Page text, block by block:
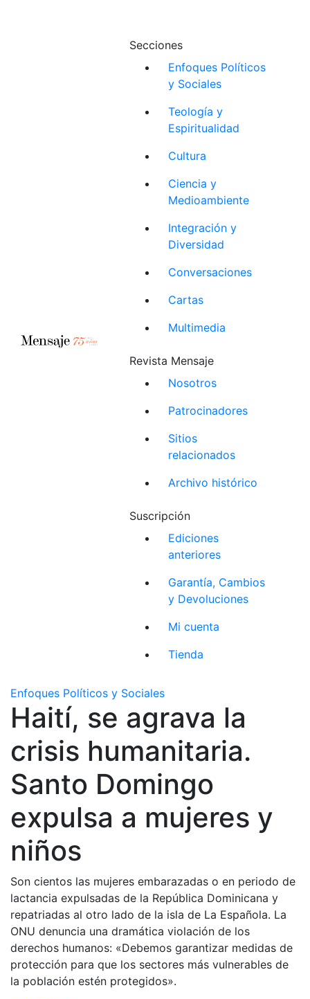
Secciones
Enfoques Políticos
y Sociales
Teología y
Espiritualidad
Cultura
Ciencia y
Medioambiente
Integración y
Diversidad
Conversaciones
Cartas
Multimedia
Revista Mensaje
Nosotros
Patrocinadores
Sitios
relacionados
Archivo histórico
Suscripción
Ediciones
anteriores
Garantía, Cambios
y Devoluciones
Mi cuenta
Tienda
Enfoques Políticos y Sociales
Haití, se agrava la
crisis humanitaria.
Santo Domingo
expulsa a mujeres y
niños
Son cientos las mujeres embarazadas o en periodo de
lactancia expulsadas de la República Dominicana y
repatriadas al otro lado de la isla de La Española. La
ONU denuncia una dramática violación de los
derechos humanos: «Debemos garantizar medidas de
protección para que los sectores más vulnerables de
la población estén protegidos».